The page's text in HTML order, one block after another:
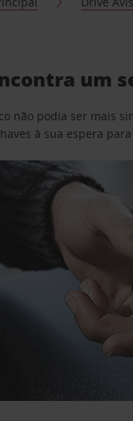
um
não podia ser mais
à sua espera